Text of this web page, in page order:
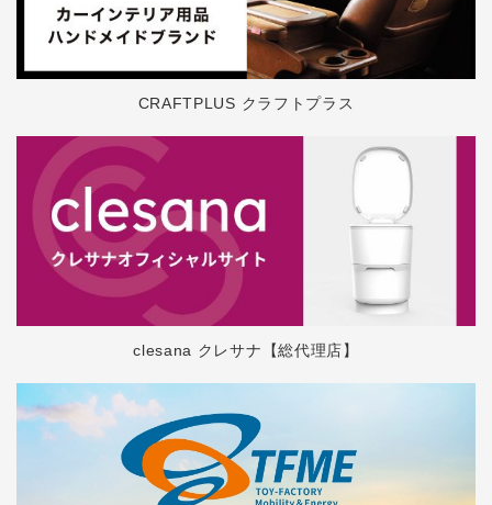
CRAFTPLUS クラフトプラス
clesana クレサナ【総代理店】